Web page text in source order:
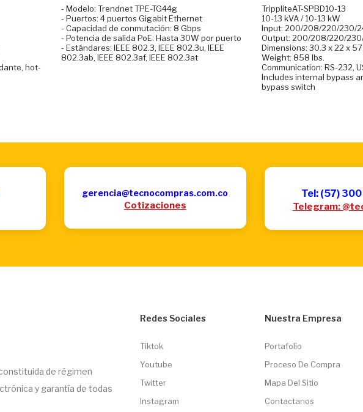
hot-
- Modelo: Trendnet TPE-TG44g
- Puertos: 4 puertos Gigabit Ethernet
- Capacidad de conmutación: 8 Gbps
- Potencia de salida PoE: Hasta 30W por puerto
- Estándares: IEEE 802.3, IEEE 802.3u, IEEE
802.3ab, IEEE 802.3af, IEEE 802.3at
TrippliteAT-SPBD10-13
10-13 kVA / 10-13 kW
Input: 200/208/220/230/
Output: 200/208/220/230/
Dimensions: 30.3 x 22 x
Weight: 858 lbs.
Communication: RS-232,
Includes internal bypass
bypass switch
gerencia@tecnocompras.com.co
Cotizaciones
Tel: (57)
Telegram:
de régimen
y garantía de todas
Redes Sociales
Tiktok
Youtube
Twitter
Instagram
Nuestra Empresa
Portafolio
Proceso De Compra
Mapa Del Sitio
Contactanos